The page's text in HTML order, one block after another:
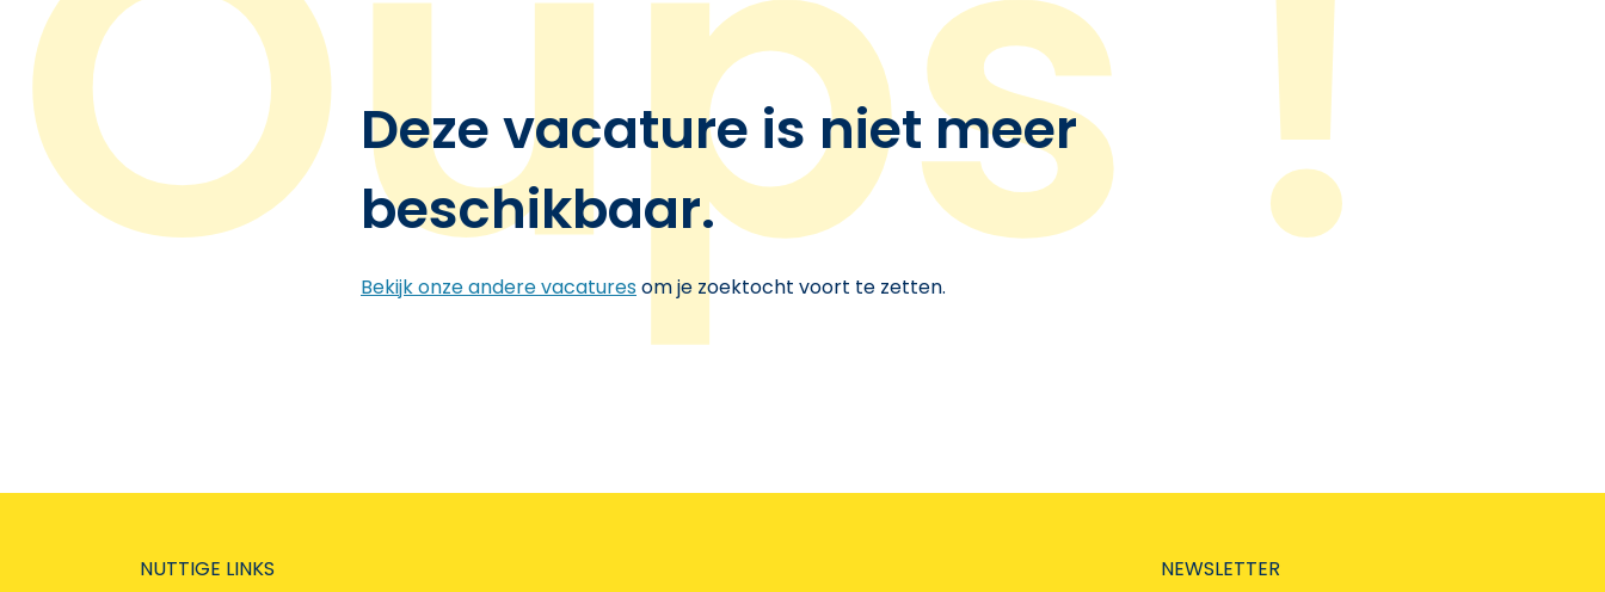
Deze vacature is niet meer
beschikbaar.
Bekijk onze andere vacaturesom je zoektocht voort te zetten.
NUTTIGE LINKS NEWSLETTER